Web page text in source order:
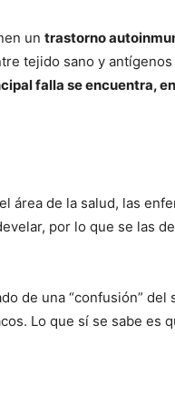
un trastorno
tejido sano y
falla se encuentra,
área de la salud, las
por lo que se las
de una “confusión”
Lo que sí se sabe es